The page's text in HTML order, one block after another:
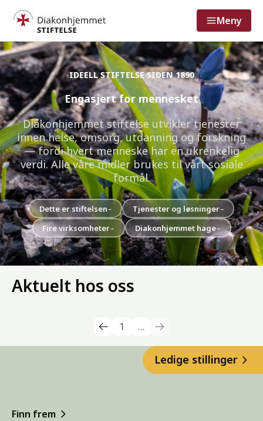
Meny
IDEELL STIFTELSE SIDEN 1890
Engasjert for mennesket
Diakonhjemmet stiftelse utvikler tjenester
innen helse, omsorg, utdanning og forskning
— fordi hvert menneske har en ukrenkelig
verdi. Alle våre midler brukes til vårt sosiale
formål.
Dette er stiftelsen→ Tjenester og løsninger→
Fire virksomheter→ Diakonhjemmet hage→
Aktuelt hos oss
1 …
Ledige stillinger
Finn frem